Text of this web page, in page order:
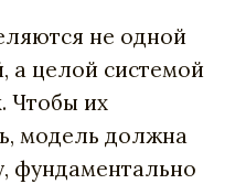
не одной
а целой системой
Чтобы их
модель должна
фундаментально